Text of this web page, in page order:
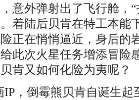
意外弹射出了飞行舱，
着陆后贝肯在特工本能
正在悄悄逼近，身后的
此次火星任务增添冒险
肯又如何化险为夷呢？
IP，倒霉熊贝肯自诞生起